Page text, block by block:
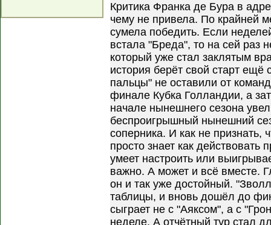
Критика Франка де Бура в
чему не привела. По крайней
сумела победить. Если
встала "Бреда", то на сей раз
который уже стал заклятым
история берёт свой старт ещё
пальцы" не оставили от
финале Кубка Голландии, а
начале нынешнего сезона
беспроигрышный нынешний
соперника. И как не признать,
просто знает как
умеет настроить или
важно. А может и всё вместе.
он и так уже достойный.
таблицы, и вновь дошёл до
сыграет не с "Аяксом", а с
неделе. А отчётный тур стал